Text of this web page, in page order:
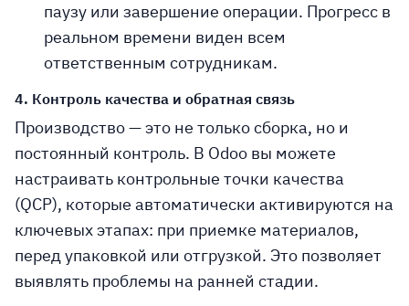
паузу или завершение операции. Прогресс в
реальном времени виден всем
ответственным сотрудникам.
4. Контроль качества и обратная связь
Производство — это не только сборка, но и
постоянный контроль. В Odoo вы можете
настраивать контрольные точки качества
(QCP), которые автоматически активируются на
ключевых этапах: при приемке материалов,
перед упаковкой или отгрузкой. Это позволяет
выявлять проблемы на ранней стадии.